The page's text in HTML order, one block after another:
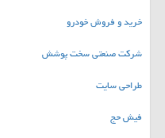
خرید و فروش خودرو
شرکت صنعتی سخت پوشش
طراحی سایت
فیش حج